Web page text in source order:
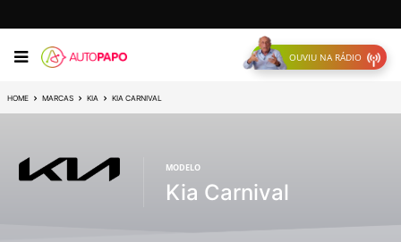
OUVIU NA RÁDIO
HOME MARCAS KIA KIA CARNIVAL
MODELO
Kia Carnival